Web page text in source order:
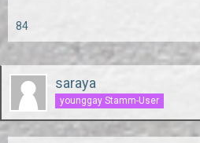
84
saraya
younggay Stamm-User